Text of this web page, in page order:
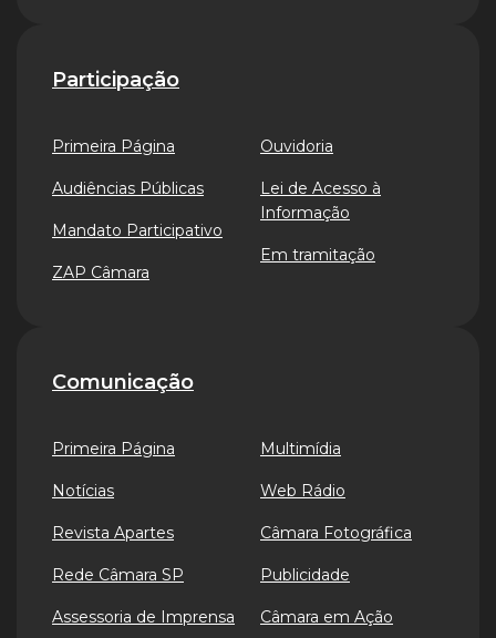
Participação
Primeira Página
Audiências Públicas
Mandato Participativo
ZAP Câmara
Ouvidoria
Lei de Acesso à
Informação
Em tramitação
Comunicação
Primeira Página
Notícias
Revista Apartes
Rede Câmara SP
Assessoria de Imprensa
Multimídia
Web Rádio
Câmara Fotográfica
Publicidade
Câmara em Ação